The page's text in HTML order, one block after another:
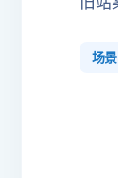
场